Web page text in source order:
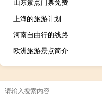
山东景点门票免费
上海的旅游计划
河南自由行的线路
欧洲旅游景点简介